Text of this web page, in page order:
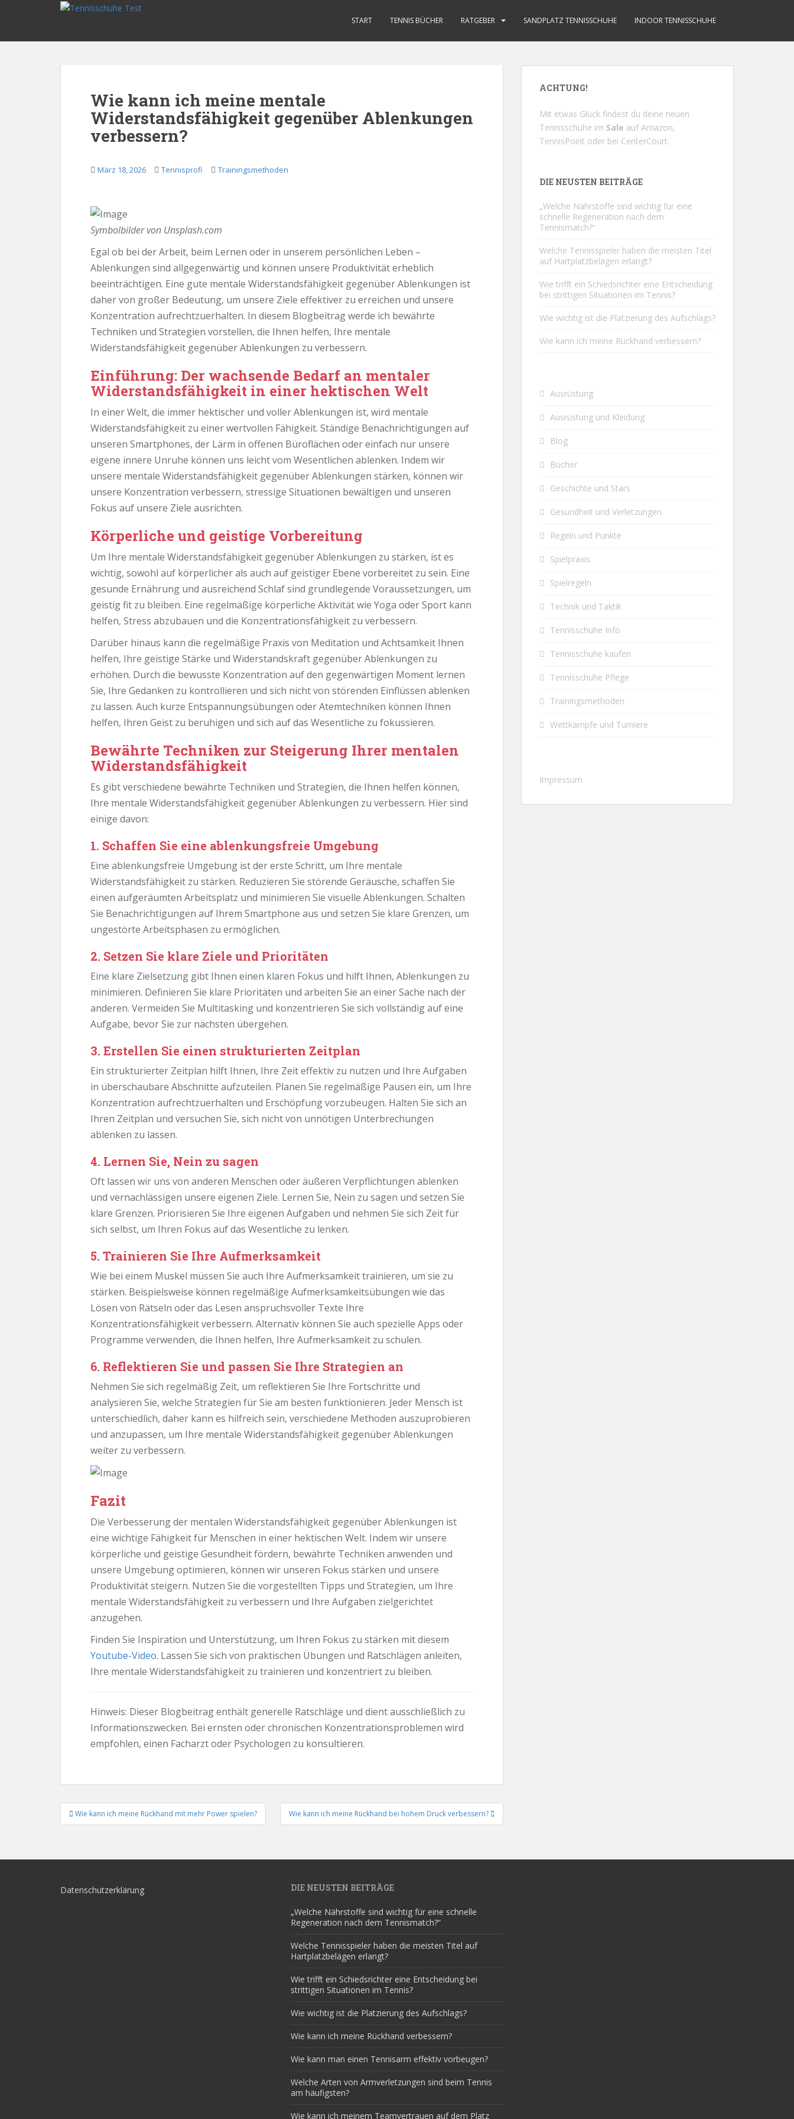
START TENNIS BÜCHER RATGEBER SANDPLATZ TENNISSCHUHE INDOOR TENNISSCHUHE
Wie kann ich meine mentale
Widerstandsfähigkeit gegenüber Ablenkungen
verbessern?
März 18, 2026 Tennisprofi Trainingsmethoden
Symbolbilder von Unsplash.com
Egal ob bei der Arbeit, beim Lernen oder in unserem persönlichen Leben –
Ablenkungen sind allgegenwärtig und können unsere Produktivität erheblich
beeinträchtigen. Eine gute mentale Widerstandsfähigkeit gegenüber Ablenkungen ist
daher von großer Bedeutung, um unsere Ziele effektiver zu erreichen und unsere
Konzentration aufrechtzuerhalten. In diesem Blogbeitrag werde ich bewährte
Techniken und Strategien vorstellen, die Ihnen helfen, Ihre mentale
Widerstandsfähigkeit gegenüber Ablenkungen zu verbessern.
Einführung: Der wachsende Bedarf an mentaler
Widerstandsfähigkeit in einer hektischen Welt
In einer Welt, die immer hektischer und voller Ablenkungen ist, wird mentale
Widerstandsfähigkeit zu einer wertvollen Fähigkeit. Ständige Benachrichtigungen auf
unseren Smartphones, der Lärm in offenen Büroflächen oder einfach nur unsere
eigene innere Unruhe können uns leicht vom Wesentlichen ablenken. Indem wir
unsere mentale Widerstandsfähigkeit gegenüber Ablenkungen stärken, können wir
unsere Konzentration verbessern, stressige Situationen bewältigen und unseren
Fokus auf unsere Ziele ausrichten.
Körperliche und geistige Vorbereitung
Um Ihre mentale Widerstandsfähigkeit gegenüber Ablenkungen zu stärken, ist es
wichtig, sowohl auf körperlicher als auch auf geistiger Ebene vorbereitet zu sein. Eine
gesunde Ernährung und ausreichend Schlaf sind grundlegende Voraussetzungen, um
geistig fit zu bleiben. Eine regelmäßige körperliche Aktivität wie Yoga oder Sport kann
helfen, Stress abzubauen und die Konzentrationsfähigkeit zu verbessern.
Darüber hinaus kann die regelmäßige Praxis von Meditation und Achtsamkeit Ihnen
helfen, Ihre geistige Stärke und Widerstandskraft gegenüber Ablenkungen zu
erhöhen. Durch die bewusste Konzentration auf den gegenwärtigen Moment lernen
Sie, Ihre Gedanken zu kontrollieren und sich nicht von störenden Einflüssen ablenken
zu lassen. Auch kurze Entspannungsübungen oder Atemtechniken können Ihnen
helfen, Ihren Geist zu beruhigen und sich auf das Wesentliche zu fokussieren.
Bewährte Techniken zur Steigerung Ihrer mentalen
Widerstandsfähigkeit
Es gibt verschiedene bewährte Techniken und Strategien, die Ihnen helfen können,
Ihre mentale Widerstandsfähigkeit gegenüber Ablenkungen zu verbessern. Hier sind
einige davon:
1. Schaffen Sie eine ablenkungsfreie Umgebung
Eine ablenkungsfreie Umgebung ist der erste Schritt, um Ihre mentale
Widerstandsfähigkeit zu stärken. Reduzieren Sie störende Geräusche, schaffen Sie
einen aufgeräumten Arbeitsplatz und minimieren Sie visuelle Ablenkungen. Schalten
Sie Benachrichtigungen auf Ihrem Smartphone aus und setzen Sie klare Grenzen, um
ungestörte Arbeitsphasen zu ermöglichen.
2. Setzen Sie klare Ziele und Prioritäten
Eine klare Zielsetzung gibt Ihnen einen klaren Fokus und hilft Ihnen, Ablenkungen zu
minimieren. Definieren Sie klare Prioritäten und arbeiten Sie an einer Sache nach der
anderen. Vermeiden Sie Multitasking und konzentrieren Sie sich vollständig auf eine
Aufgabe, bevor Sie zur nächsten übergehen.
3. Erstellen Sie einen strukturierten Zeitplan
Ein strukturierter Zeitplan hilft Ihnen, Ihre Zeit effektiv zu nutzen und Ihre Aufgaben
in überschaubare Abschnitte aufzuteilen. Planen Sie regelmäßige Pausen ein, um Ihre
Konzentration aufrechtzuerhalten und Erschöpfung vorzubeugen. Halten Sie sich an
Ihren Zeitplan und versuchen Sie, sich nicht von unnötigen Unterbrechungen
ablenken zu lassen.
4. Lernen Sie, Nein zu sagen
Oft lassen wir uns von anderen Menschen oder äußeren Verpflichtungen ablenken
und vernachlässigen unsere eigenen Ziele. Lernen Sie, Nein zu sagen und setzen Sie
klare Grenzen. Priorisieren Sie Ihre eigenen Aufgaben und nehmen Sie sich Zeit für
sich selbst, um Ihren Fokus auf das Wesentliche zu lenken.
5. Trainieren Sie Ihre Aufmerksamkeit
Wie bei einem Muskel müssen Sie auch Ihre Aufmerksamkeit trainieren, um sie zu
stärken. Beispielsweise können regelmäßige Aufmerksamkeitsübungen wie das
Lösen von Rätseln oder das Lesen anspruchsvoller Texte Ihre
Konzentrationsfähigkeit verbessern. Alternativ können Sie auch spezielle Apps oder
Programme verwenden, die Ihnen helfen, Ihre Aufmerksamkeit zu schulen.
6. Reflektieren Sie und passen Sie Ihre Strategien an
Nehmen Sie sich regelmäßig Zeit, um reflektieren Sie Ihre Fortschritte und
analysieren Sie, welche Strategien für Sie am besten funktionieren. Jeder Mensch ist
unterschiedlich, daher kann es hilfreich sein, verschiedene Methoden auszuprobieren
und anzupassen, um Ihre mentale Widerstandsfähigkeit gegenüber Ablenkungen
weiter zu verbessern.
Fazit
Die Verbesserung der mentalen Widerstandsfähigkeit gegenüber Ablenkungen ist
eine wichtige Fähigkeit für Menschen in einer hektischen Welt. Indem wir unsere
körperliche und geistige Gesundheit fördern, bewährte Techniken anwenden und
unsere Umgebung optimieren, können wir unseren Fokus stärken und unsere
Produktivität steigern. Nutzen Sie die vorgestellten Tipps und Strategien, um Ihre
mentale Widerstandsfähigkeit zu verbessern und Ihre Aufgaben zielgerichtet
anzugehen.
Finden Sie Inspiration und Unterstützung, um Ihren Fokus zu stärken mit diesem
Youtube-Video. Lassen Sie sich von praktischen Übungen und Ratschlägen anleiten,
Ihre mentale Widerstandsfähigkeit zu trainieren und konzentriert zu bleiben.
Hinweis: Dieser Blogbeitrag enthält generelle Ratschläge und dient ausschließlich zu
Informationszwecken. Bei ernsten oder chronischen Konzentrationsproblemen wird
empfohlen, einen Facharzt oder Psychologen zu konsultieren.
Beitrags-
Navigation
Wie kann ich meine Rückhand mit mehr Power spielen? Wie kann ich meine Rückhand bei hohem Druck verbessern?
ACHTUNG!
Mit etwas Glück findest du deine neuen
Tennisschuhe im Sale aufAmazon,
TennisPoint oder bei CenterCourt.
DIE NEUSTEN BEITRÄGE
„Welche Nährstoffe sind wichtig für eine
schnelle Regeneration nach dem
Tennismatch?“
Welche Tennisspieler haben die meisten Titel
auf Hartplatzbelägen erlangt?
Wie trifft ein Schiedsrichter eine Entscheidung
bei strittigen Situationen im Tennis?
Wie wichtig ist die Platzierung des Aufschlags?
Wie kann ich meine Rückhand verbessern?
Ausrüstung
Ausrüstung und Kleidung
Blog
Bücher
Geschichte und Stars
Gesundheit und Verletzungen
Regeln und Punkte
Spielpraxis
Spielregeln
Technik und Taktik
Tennisschuhe Info
Tennisschuhe kaufen
Tennisschuhe Pflege
Trainingsmethoden
Wettkämpfe und Turniere
Impressum
Datenschutzerklärung DIE NEUSTEN BEITRÄGE
„Welche Nährstoffe sind wichtig für eine schnelle
Regeneration nach dem Tennismatch?“
Welche Tennisspieler haben die meisten Titel auf
Hartplatzbelägen erlangt?
Wie trifft ein Schiedsrichter eine Entscheidung bei
strittigen Situationen im Tennis?
Wie wichtig ist die Platzierung des Aufschlags?
Wie kann ich meine Rückhand verbessern?
Wie kann man einen Tennisarm effektiv vorbeugen?
Welche Arten von Armverletzungen sind beim Tennis
am häufigsten?
Wie kann ich meinem Teamvertrauen auf dem Platz